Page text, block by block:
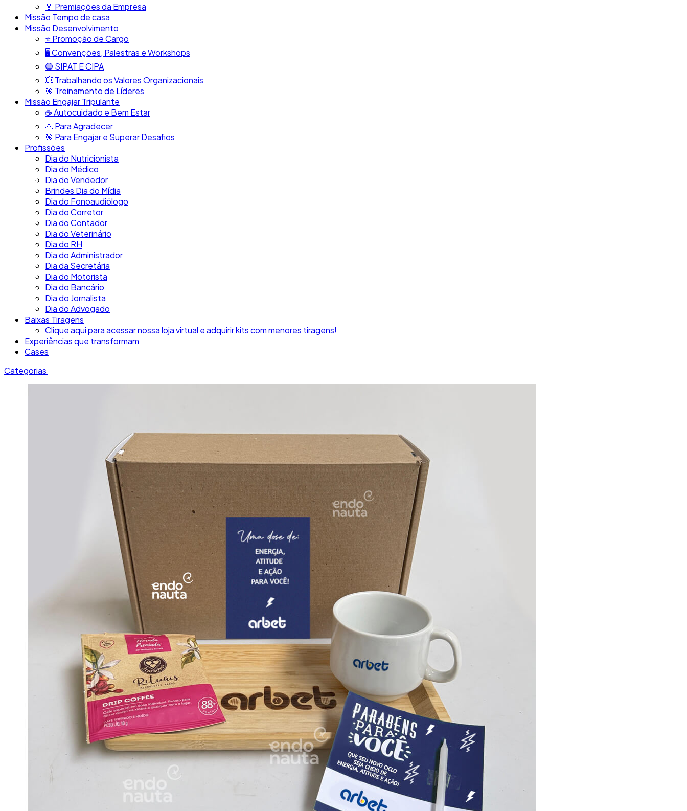
🏅 Premiações da Empresa
Missão Tempo de casa
Missão Desenvolvimento
⭐​ Promoção de Cargo
🖥️​ Convenções, Palestras e Workshops
🟢​ SIPAT E CIPA
💥​ Trabalhando os Valores Organizacionais
​🎯​ Treinamento de Líderes
Missão Engajar Tripulante
☕​ Autocuidado e Bem Estar
🙏​ Para Agradecer
🎯​ Para Engajar e Superar Desafios
Profissões
Dia do Nutricionista
Dia do Médico
Dia do Vendedor
Brindes Dia do Mídia
Dia do Fonoaudiólogo
Dia do Corretor
Dia do Contador
Dia do Veterinário
Dia do RH
Dia do Administrador
Dia da Secretária
Dia do Motorista
Dia do Bancário
Dia do Jornalista
Dia do Advogado
Baixas Tiragens
Clique aqui para acessar nossa loja virtual e adquirir kits com menores tiragens!
Experiências que transformam
Cases
Categorias